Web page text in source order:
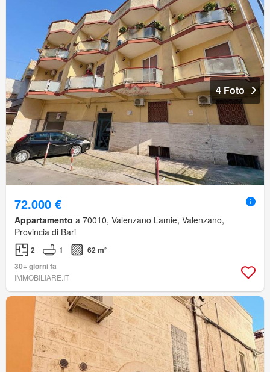
4 Foto
72.000 €
Appartamento a 70010, Valenzano Lamie, Valenzano,
Provincia di Bari
2 1
62 m²
30+ giorni fa
IMMOBILIARE.IT